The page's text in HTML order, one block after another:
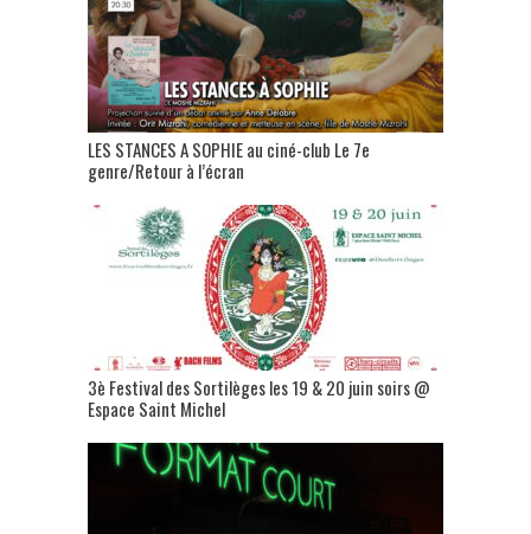
LES STANCES A SOPHIE au ciné-club Le 7e
genre/Retour à l’écran
3è Festival des Sortilèges les 19 & 20 juin soirs @
Espace Saint Michel